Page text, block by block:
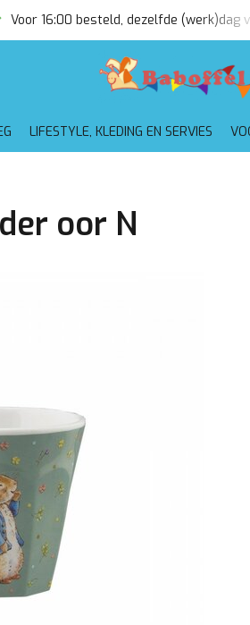
Voor 16:00 besteld, dezelfde (werk)dag
LIFESTYLE, KLEDING EN SERVIES
oor N